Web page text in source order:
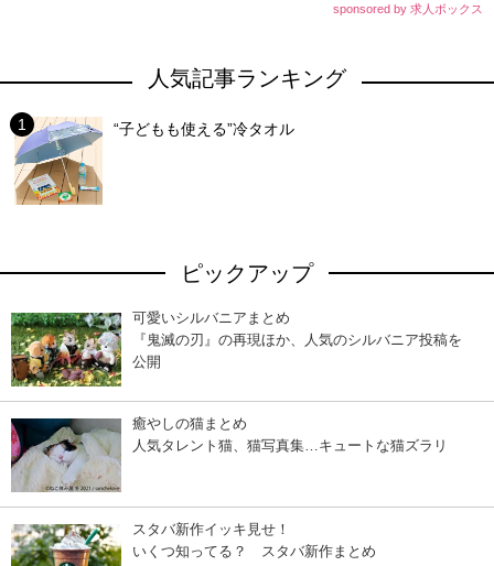
sponsored by 求人ボックス
人気記事ランキング
“子どもも使える”冷タオル
ピックアップ
可愛いシルバニアまとめ
『鬼滅の刃』の再現ほか、人気のシルバニア投稿を
公開
癒やしの猫まとめ
人気タレント猫、猫写真集…キュートな猫ズラリ
スタバ新作イッキ見せ！
いくつ知ってる？ スタバ新作まとめ